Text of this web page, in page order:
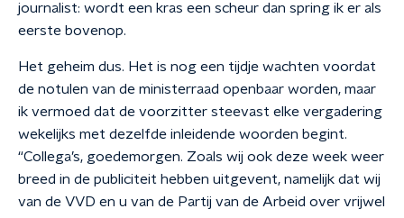
journalist: wordt een kras een scheur dan spring ik er als
eerste bovenop.
Het geheim dus. Het is nog een tijdje wachten voordat
de notulen van de ministerraad openbaar worden, maar
ik vermoed dat de voorzitter steevast elke vergadering
wekelijks met dezelfde inleidende woorden begint.
“Collega’s, goedemorgen. Zoals wij ook deze week weer
breed in de publiciteit hebben uitgevent, namelijk dat wij
van de VVD en u van de Partij van de Arbeid over vrijwel